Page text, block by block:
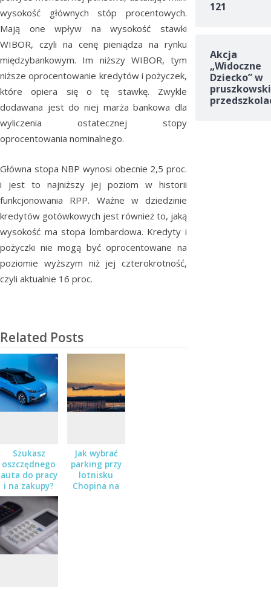
wysokość głównych stóp procentowych.
Mają one wpływ na wysokość stawki
WIBOR, czyli na cenę pieniądza na rynku
międzybankowym. Im niższy WIBOR, tym
niższe oprocentowanie kredytów i pożyczek,
które opiera się o tę stawkę. Zwykle
dodawana jest do niej marża bankowa dla
wyliczenia ostatecznej stopy
oprocentowania nominalnego.
Główna stopa NBP wynosi obecnie 2,5 proc.
i jest to najniższy jej poziom w historii
funkcjonowania RPP. Ważne w dziedzinie
kredytów gotówkowych jest również to, jaką
wysokość ma stopa lombardowa. Kredyty i
pożyczki nie mogą być oprocentowane na
poziomie wyższym niż jej czterokrotność,
czyli aktualnie 16 proc.
Related Posts
Szukasz
oszczędnego
auta do pracy
i na zakupy?
Sprawdź
Nissana Micra
w salonie
Zaborowski
Jak wybrać
parking przy
lotnisku
Chopina na
121
Akcja
„Widoczne
Dziecko” w